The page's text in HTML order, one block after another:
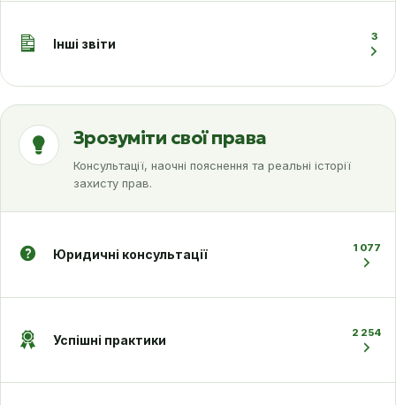
Інші звіти 3
Зрозуміти свої права
Консультації, наочні пояснення та реальні історії
захисту прав.
Юридичні консультації 1 077
Успішні практики 2 254